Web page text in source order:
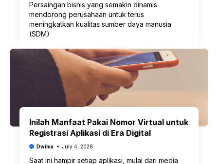
Persaingan bisnis yang semakin dinamis
mendorong perusahaan untuk terus
meningkatkan kualitas sumber daya manusia
(SDM)
Inilah Manfaat Pakai Nomor Virtual untuk
Registrasi Aplikasi di Era Digital
Dwima July 4, 2026
Saat ini hampir setiap aplikasi, mulai dari media